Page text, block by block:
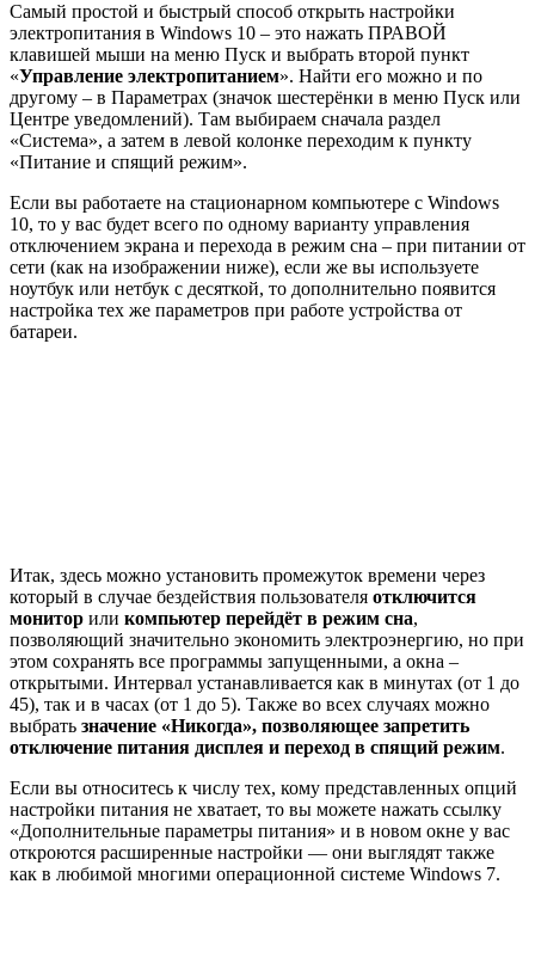
Самый простой и быстрый способ открыть настройки
электропитания в Windows 10 – это нажать ПРАВОЙ
клавишей мыши на меню Пуск и выбрать второй пункт
«Управление электропитанием». Найти его можно и по
другому – в Параметрах (значок шестерёнки в меню Пуск или
Центре уведомлений). Там выбираем сначала раздел
«Система», а затем в левой колонке переходим к пункту
«Питание и спящий режим».
Если вы работаете на стационарном компьютере с Windows
10, то у вас будет всего по одному варианту управления
отключением экрана и перехода в режим сна – при питании от
сети (как на изображении ниже), если же вы используете
ноутбук или нетбук с десяткой, то дополнительно появится
настройка тех же параметров при работе устройства от
батареи.
Итак, здесь можно установить промежуток времени через
который в случае бездействия пользователя отключится
монитор или компьютер перейдёт в режим сна,
позволяющий значительно экономить электроэнергию, но при
этом сохранять все программы запущенными, а окна –
открытыми. Интервал устанавливается как в минутах (от 1 до
45), так и в часах (от 1 до 5). Также во всех случаях можно
выбрать значение «Никогда», позволяющее запретить
отключение питания дисплея и переход в спящий режим.
Если вы относитесь к числу тех, кому представленных опций
настройки питания не хватает, то вы можете нажать ссылку
«Дополнительные параметры питания» и в новом окне у вас
откроются расширенные настройки — они выглядят также
как в любимой многими операционной системе Windows 7.